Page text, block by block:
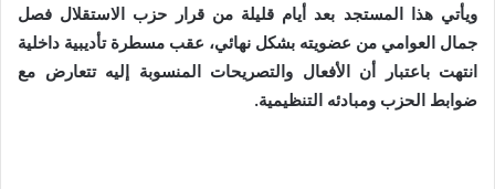
ويأتي هذا المستجد بعد أيام قليلة من قرار حزب الاستقلال فصل
جمال العوامي من عضويته بشكل نهائي، عقب مسطرة تأديبية داخلية
انتهت باعتبار أن الأفعال والتصريحات المنسوبة إليه تتعارض مع
ضوابط الحزب ومبادئه التنظيمية.